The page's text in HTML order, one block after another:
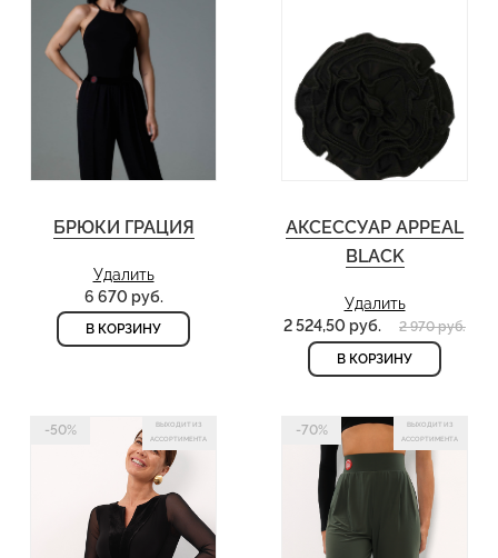
БРЮКИ ГРАЦИЯ
Удалить
6 670 руб.
В КОРЗИНУ
АКСЕССУАР APPEAL
BLACK
Удалить
2 524,50 руб.
2 970 руб.
В КОРЗИНУ
ВЫХОДИТ ИЗ
АССОРТИМЕНТА
-50%
ВЫХОДИТ ИЗ
АССОРТИМЕНТА
-70%